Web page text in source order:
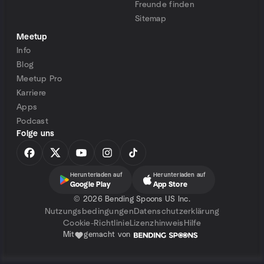
Freunde finden
Sitemap
Meetup
Info
Blog
Meetup Pro
Karriere
Apps
Podcast
Folge uns
Herunterladen auf
Google Play
Herunterladen auf
App Store
© 2026 Bending Spoons US Inc.
Nutzungsbedingungen Datenschutzerklärung
Cookie-RichtlinieLizenzhinweis Hilfe
Mit gemacht von